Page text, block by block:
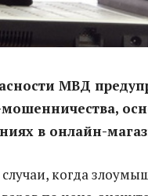
МВД
в онлайн-
случаи, когда